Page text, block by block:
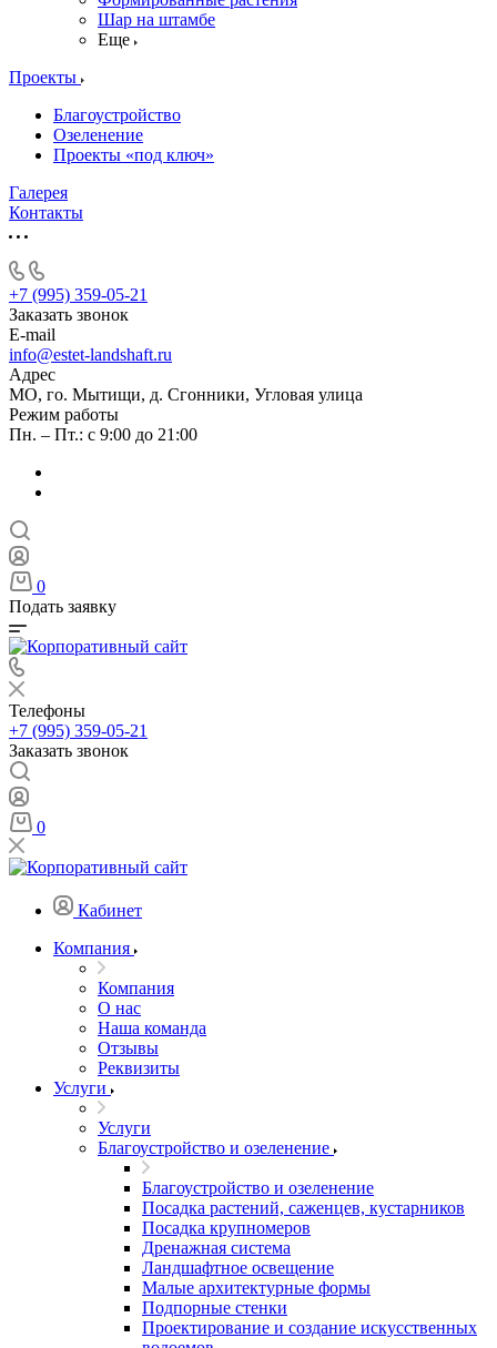
Шар на штамбе
Еще
Проекты
Благоустройство
Озеленение
Проекты «под ключ»
Галерея
Контакты
+7 (995) 359-05-21
Заказать звонок
E-mail
info@estet-landshaft.ru
Адрес
МО, го. Мытищи, д. Сгонники, Угловая улица
Режим работы
Пн. – Пт.: с 9:00 до 21:00
0
Подать заявку
Телефоны
+7 (995) 359-05-21
Заказать звонок
0
Кабинет
Компания
Компания
О нас
Наша команда
Отзывы
Реквизиты
Услуги
Услуги
Благоустройство и озеленение
Благоустройство и озеленение
Посадка растений, саженцев, кустарников
Посадка крупномеров
Дренажная система
Ландшафтное освещение
Малые архитектурные формы
Подпорные стенки
Проектирование и создание искусственных